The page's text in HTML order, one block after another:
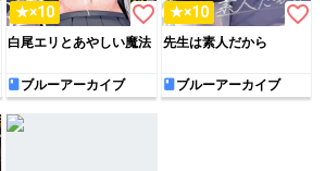
★×10 favorite_border
白尾エリとあやしい魔法
ブルーアーカイブ
★×10 favorite_border
先生は素人だから
ブルーアーカイブ